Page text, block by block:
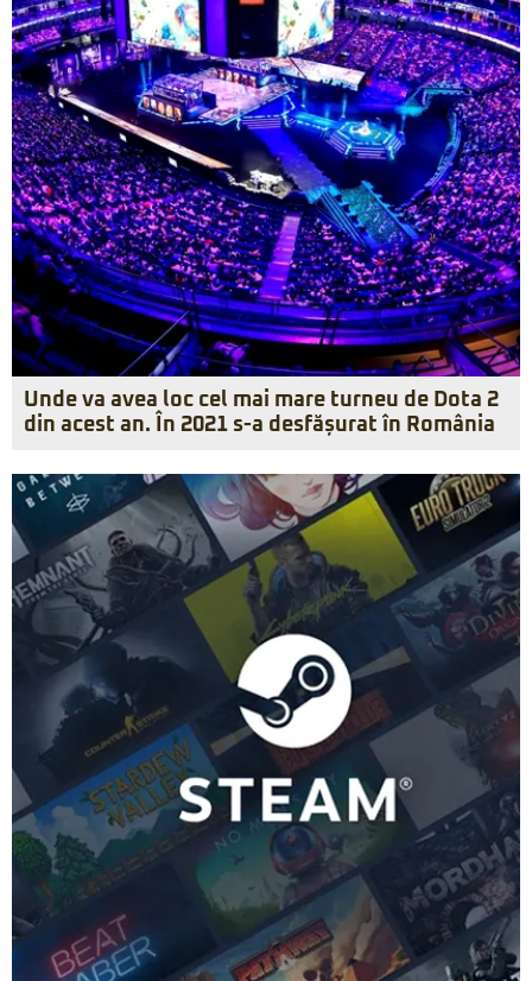
Unde va avea loc cel mai mare turneu de Dota 2
din acest an. În 2021 s-a desfășurat în România